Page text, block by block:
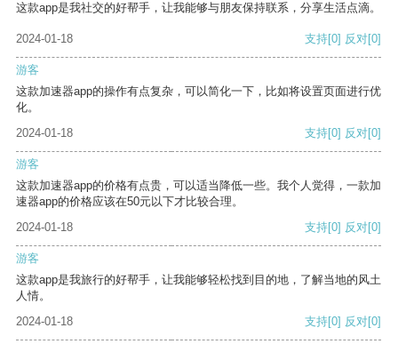
这款app是我社交的好帮手，让我能够与朋友保持联系，分享生活点滴。
2024-01-18 支持[0] 反对[0]
游客
这款加速器app的操作有点复杂，可以简化一下，比如将设置页面进行优
化。
2024-01-18
支持[0] 反对[0]
游客
这款加速器app的价格有点贵，可以适当降低一些。我个人觉得，一款加
速器app的价格应该在50元以下才比较合理。
2024-01-18
支持[0] 反对[0]
游客
这款app是我旅行的好帮手，让我能够轻松找到目的地，了解当地的风土
人情。
2024-01-18
支持[0] 反对[0]